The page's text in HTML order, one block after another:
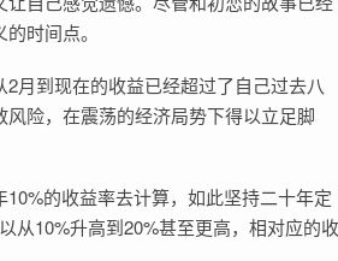
时间点。
月到现在的收益已经超过了自己过去八
险，在震荡的经济局势下得以立足脚
的收益率去计算，如此坚持二十年定
从10%升高到20%甚至更高，相对应的收